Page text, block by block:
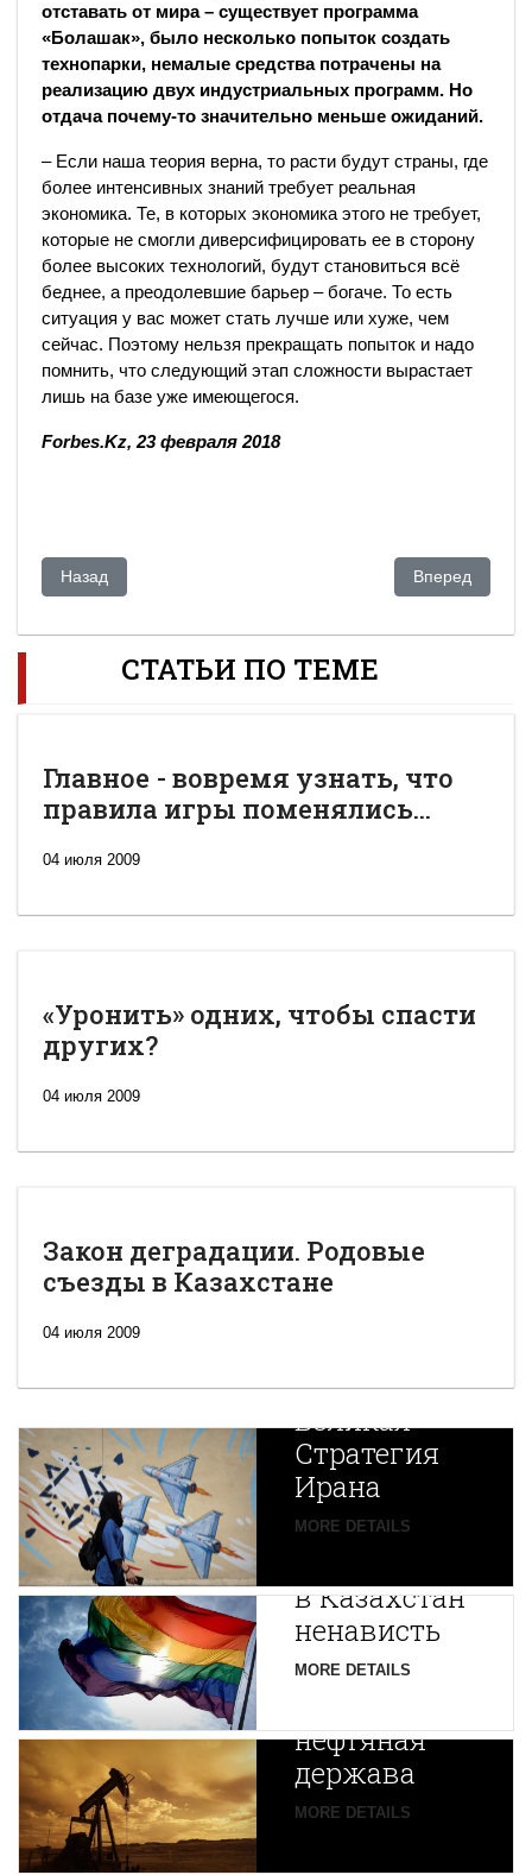
отставать от мира – существует программа
«Болашак», было несколько попыток создать
технопарки, немалые средства потрачены на
реализацию двух индустриальных программ. Но
отдача почему-то значительно меньше ожиданий.
– Если наша теория верна, то расти будут страны, где
более интенсивных знаний требует реальная
экономика. Те, в которых экономика этого не требует,
которые не смогли диверсифицировать ее в сторону
более высоких технологий, будут становиться всё
беднее, а преодолевшие барьер – богаче. То есть
ситуация у вас может стать лучше или хуже, чем
сейчас. Поэтому нельзя прекращать попыток и надо
помнить, что следующий этап сложности вырастает
лишь на базе уже имеющегося.
Forbes.Kz, 23 февраля 2018
Предыдущий: Мамбеталин: Рыскалиеву не позволяет
Назад Следующий:
Вперед
СТАТЬИ ПО ТЕМЕ
Главное - вовремя узнать, что
правила игры поменялись...
04 июля 2009
«Уронить» одних, чтобы спасти
других?
04 июля 2009
Закон деградации. Родовые
съезды в Казахстане
04 июля 2009
Новая
Великая
Стратегия
Ирана
MORE DETAILS
Путин
в Казахстан
ненависть
MORE DETAILS
Центральной
Азии
зарождается
нефтяная
держава
MORE DETAILS